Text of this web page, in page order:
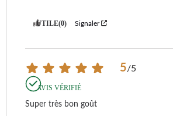
UTILE(0) Signaler
5/5
AVIS VÉRIFIÉ
Super très bon goût